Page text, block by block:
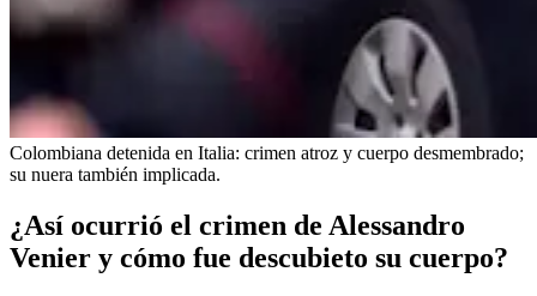
Colombiana detenida en Italia: crimen atroz y cuerpo desmembrado;
su nuera también implicada.
¿Así ocurrió el crimen de Alessandro
Venier y cómo fue descubieto su cuerpo?